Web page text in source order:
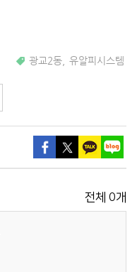
광교2동 유알피시스템
전체 0개